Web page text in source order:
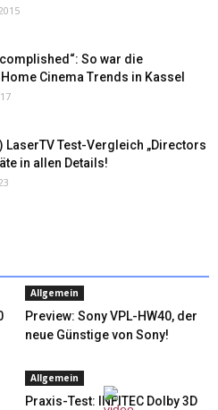
So war die
Cinema Trends in Kassel
LaserTV Test-Vergleich „Directors
in allen Details!
Allgemein
Preview: Sony VPL-HW40, der
neue Günstige von Sony!
Allgemein
Praxis-Test: INFITEC Dolby 3D